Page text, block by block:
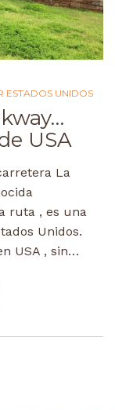
ESTADOS UNIDOS
USA
La
ruta , es una
Unidos.
USA , sin…